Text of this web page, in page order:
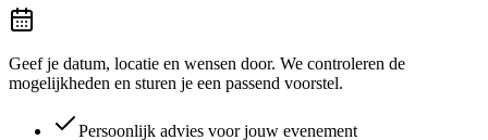
Geef je datum, locatie en wensen door. We controleren de
mogelijkheden en sturen je een passend voorstel.
Persoonlijk advies voor jouw evenement